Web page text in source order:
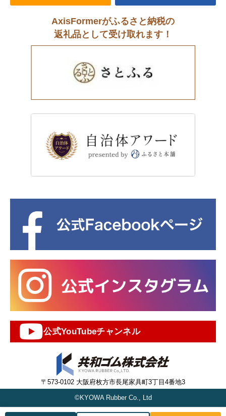
AxisFormerがふるさと納税の
返礼品として受け取れます！
公式YouTubeチャンネル
〒573-0102 大阪府枚方市長尾家具町3丁目4番地3
©KYOWA Rubber Co., Ltd